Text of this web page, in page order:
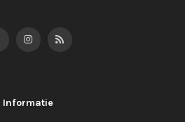
Informatie